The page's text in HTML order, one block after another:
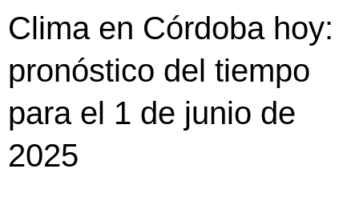
Clima en Córdoba hoy:
pronóstico del tiempo
para el 1 de junio de
2025